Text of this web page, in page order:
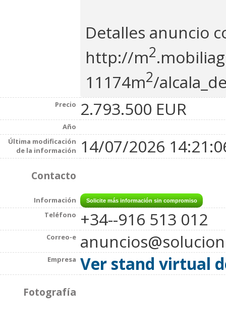
Detalles anuncio
http://m2
11174m2/
Precio 2.793.500 EUR
Año
Última modificación
de la información
14/07/2026
Contacto
Información
Teléfono
+34--916 513 012
Correo-e
Empresa Ver stand virtual
Fotografía